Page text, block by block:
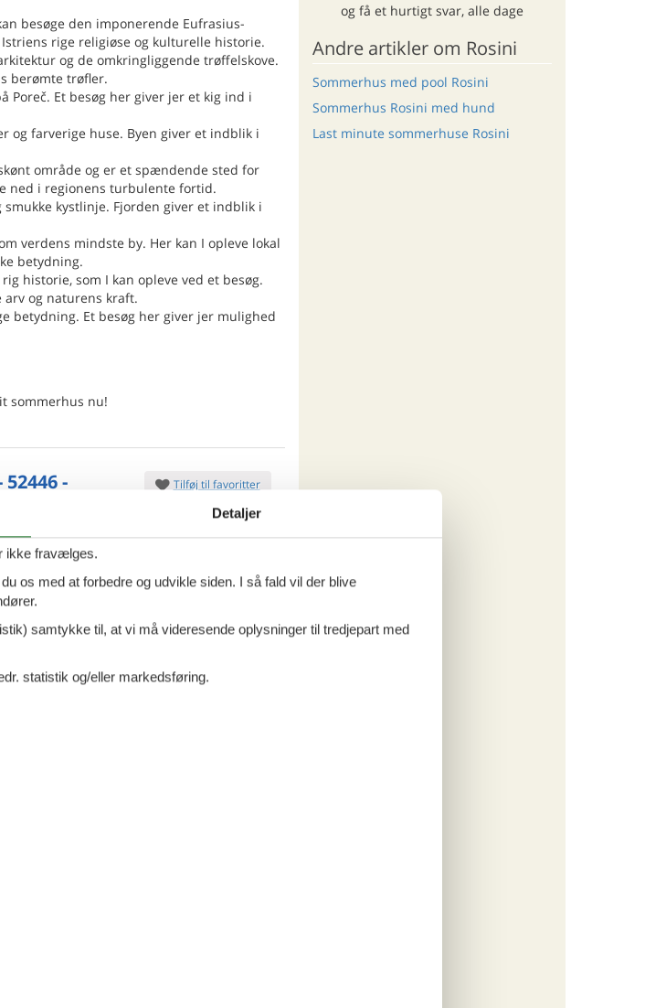
besøge den imponerende Eufrasius-
rige religiøse og kulturelle historie.
og de omkringliggende trøffelskove.
berømte trøfler.
Et besøg her giver jer et kig ind i
og farverige huse. Byen giver et indblik i
område og er et spændende sted for
ned i regionens turbulente fortid.
kystlinje. Fjorden giver et indblik i
verdens mindste by. Her kan I opleve lokal
betydning.
historie, som I kan opleve ved et besøg.
og naturens kraft.
betydning. Et besøg her giver jer mulighed
sommerhus nu!
-
Det er
for et meget
Tilføj til favoritter
Inkl. rengøring og forbrug
og få et hurtigt svar, alle dage
Andre artikler om Rosini
Sommerhus med pool Rosini
Sommerhus Rosini med hund
Last minute sommerhuse Rosini
Detaljer
ikke fravælges.
os med at forbedre og udvikle siden. I så fald vil der blive
samtykke til, at vi må videresende oplysninger til tredjepart med
statistik og/eller markedsføring.